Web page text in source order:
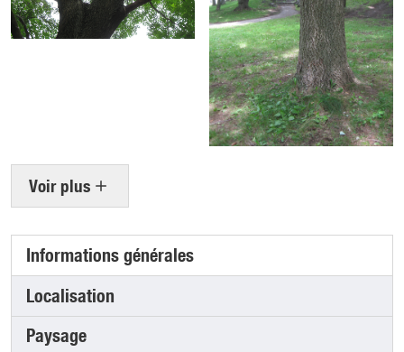
Voir plus
Informations générales
(onglet actif)
Localisation
Paysage